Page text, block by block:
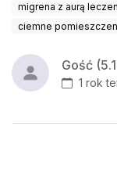
migrena z aurą
ciemne
Gość
1 rok